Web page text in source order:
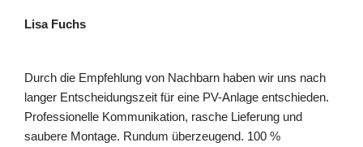
Lisa Fuchs
Durch die Empfehlung von Nachbarn haben wir uns nach
langer Entscheidungszeit für eine PV-Anlage entschieden.
Professionelle Kommunikation, rasche Lieferung und
saubere Montage. Rundum überzeugend. 100 %